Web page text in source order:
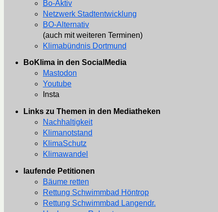
Bo-Aktiv
Netzwerk Stadtentwicklung
BO-Alternativ
(auch mit weiteren Terminen)
Klimabündnis Dortmund
BoKlima in den SocialMedia
Mastodon
Youtube
Insta
Links zu Themen in den Mediatheken
Nachhaltigkeit
Klimanotstand
KlimaSchutz
Klimawandel
laufende Petitionen
Bäume retten
Rettung Schwimmbad Höntrop
Rettung Schwimmbad Langendr.